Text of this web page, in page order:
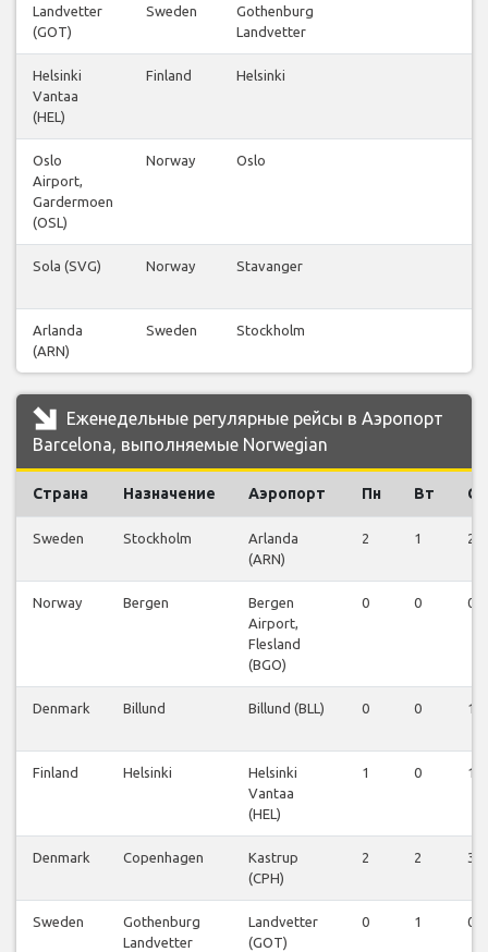
Landvetter
(GOT)
Sweden
Gothenburg
Landvetter
Helsinki
Vantaa
(HEL)
Finland Helsinki
Oslo
Airport,
Gardermoen
(OSL)
Norway Oslo
Sola (SVG) Norway Stavanger
Arlanda
(ARN)
Sweden Stockholm
Еженедельные регулярные рейсы в Аэропорт
Barcelona, выполняемые Norwegian
Страна Назначение Аэропорт Пн Вт Ср
Sweden Stockholm
Arlanda
(ARN)
2 1 2
Norway Bergen
Bergen
Airport,
Flesland
(BGO)
0 0 0
Denmark Billund Billund (BLL) 0 0 1
Finland Helsinki
Helsinki
Vantaa
(HEL)
1 0 1
Denmark Copenhagen
Kastrup
(CPH)
2 2 3
Sweden
Gothenburg
Landvetter
Landvetter
(GOT)
0 1 0